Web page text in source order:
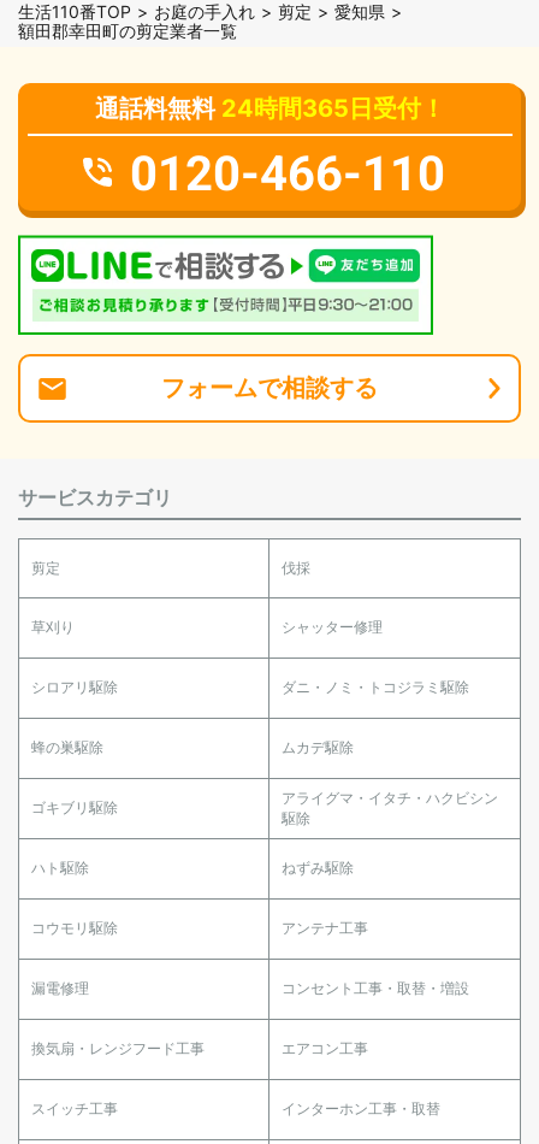
生活110番TOP お庭の手入れ 剪定
愛知県
額田郡幸田町の剪定業者一覧
通話料無料 24時間365日受付！
0120-466-110
フォームで相談する
サービスカテゴリ
剪定 伐採
草刈り シャッター修理
シロアリ駆除 ダニ・ノミ・トコジラミ駆除
蜂の巣駆除 ムカデ駆除
ゴキブリ駆除
アライグマ・イタチ・ハクビシン
駆除
ハト駆除 ねずみ駆除
コウモリ駆除 アンテナ工事
漏電修理 コンセント工事・取替・増設
換気扇・レンジフード工事 エアコン工事
スイッチ工事 インターホン工事・取替